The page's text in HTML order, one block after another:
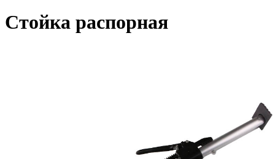
Стойка распорная